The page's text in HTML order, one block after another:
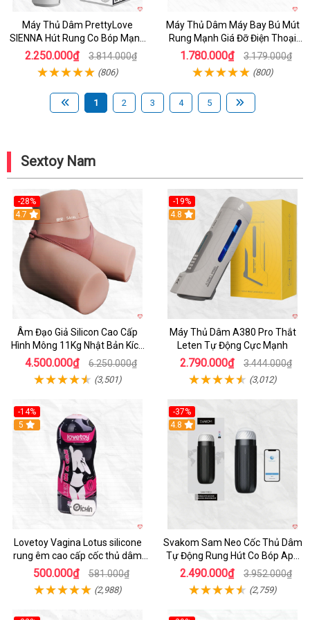
Máy Thủ Dâm PrettyLove
SIENNA Hút Rung Co Bóp Mạnh
Mẽ Nam
2.250.000₫ 3.814.000₫
(806)
Máy Thủ Dâm Máy Bay Bú Mút
Rung Mạnh Giá Đỡ Điện Thoại
Chính Hãng
1.780.000₫ 3.179.000₫
(800)
1 2 3 4 5
Sextoy Nam
-28%
4.7
Âm Đạo Giả Silicon Cao Cấp
Hình Mông 11Kg Nhật Bản Kích
Thước Như Thật
4.500.000₫ 6.250.000₫
(3,501)
-19%
Hot
4.8
Máy Thủ Dâm A380 Pro Thắt
Leten Tự Động Cực Mạnh
2.790.000₫ 3.444.000₫
(3,012)
-14%
Hot
5
Lovetoy Vagina Lotus silicone
rung êm cao cấp cốc thủ dâm
nam
500.000₫ 581.000₫
(2,988)
-37%
4.8
Svakom Sam Neo Cốc Thủ Dâm
Tự Động Rung Hút Co Bóp App
Điều Khiển
2.490.000₫ 3.952.000₫
(2,759)